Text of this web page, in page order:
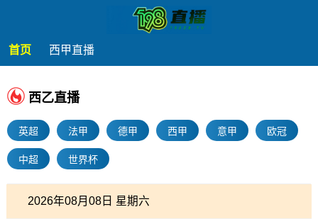
首页 西甲直播
西乙直播
英超 法甲 德甲 西甲 意甲 欧冠
中超 世界杯
2026年08月08日 星期六